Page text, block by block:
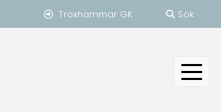
Troxhammar GK Sök